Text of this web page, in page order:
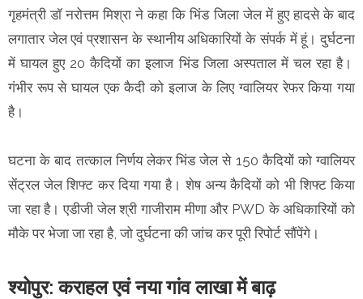
गृहमंत्री डॉ नरोत्तम मिश्रा ने कहा कि भिंड जिला जेल में हुए हादसे के बाद
लगातार जेल एवं प्रशासन के स्थानीय अधिकारियों के संपर्क में हूं। दुर्घटना
में घायल हुए 20 कैदियों का इलाज भिंड जिला अस्पताल में चल रहा है।
गंभीर रूप से घायल एक कैदी को इलाज के लिए ग्वालियर रेफर किया गया
है।
घटना के बाद तत्काल निर्णय लेकर भिंड जेल से 150 कैदियों को ग्वालियर
सेंट्रल जेल शिफ्ट कर दिया गया है। शेष अन्य कैदियों को भी शिफ्ट किया
जा रहा है। एडीजी जेल श्री गाजीराम मीणा और PWD के अधिकारियों को
मौके पर भेजा जा रहा है, जो दुर्घटना की जांच कर पूरी रिपोर्ट सौंपेंगे।
श्योपुर: कराहल एवं नया गांव लाखा में बाढ़